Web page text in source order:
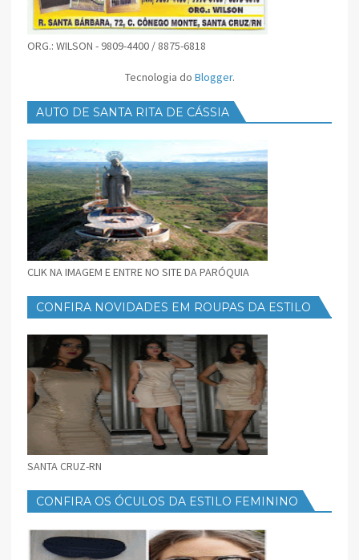
ORG.: WILSON - 9809-4400 / 8875-6818
Tecnologia do Blogger.
AUTO DE SANTA RITA DE CÁSSIA
CLIK NA IMAGEM E ENTRE NO SITE DA PARÓQUIA
CONFIRA NOVIDADES EM ROUPAS DA ESTILO
SANTA CRUZ-RN
CONFIRA OS ÓCULOS DA ESTILO FEMININO